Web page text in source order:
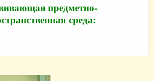
предметно-
среда: